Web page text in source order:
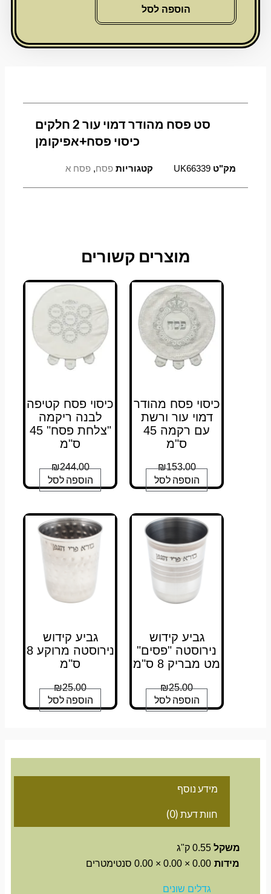
מהודר
עור
הוספה לסל
סט פסח מהודר דמוי עור 2 חלקים
כיסוי פסח+אפיקומן
מק"טUK66339 קטגוריות פסח,פסח א
מוצרים קשורים
כיסוי פסח מהודר
דמוי עור ורשת
עם רקמה 45
ס"מ
₪153.00
הוספה לסל
כיסוי פסח קטיפה
לבנה ריקמה
"צלחת פסח" 45
ס"מ
₪244.00
הוספה לסל
גביע קידוש
נירוסטה "פסים"
מט מבריק 8 ס"מ
₪25.00
הוספה לסל
גביע קידוש
נירוסטה מרוקע 8
ס"מ
₪25.00
הוספה לסל
מידע נוסף
חוות דעת (0)
משקל 0.55 ק"ג
מידות 0.00 × 0.00 × 0.00 סנטימטרים
גדלים שונים